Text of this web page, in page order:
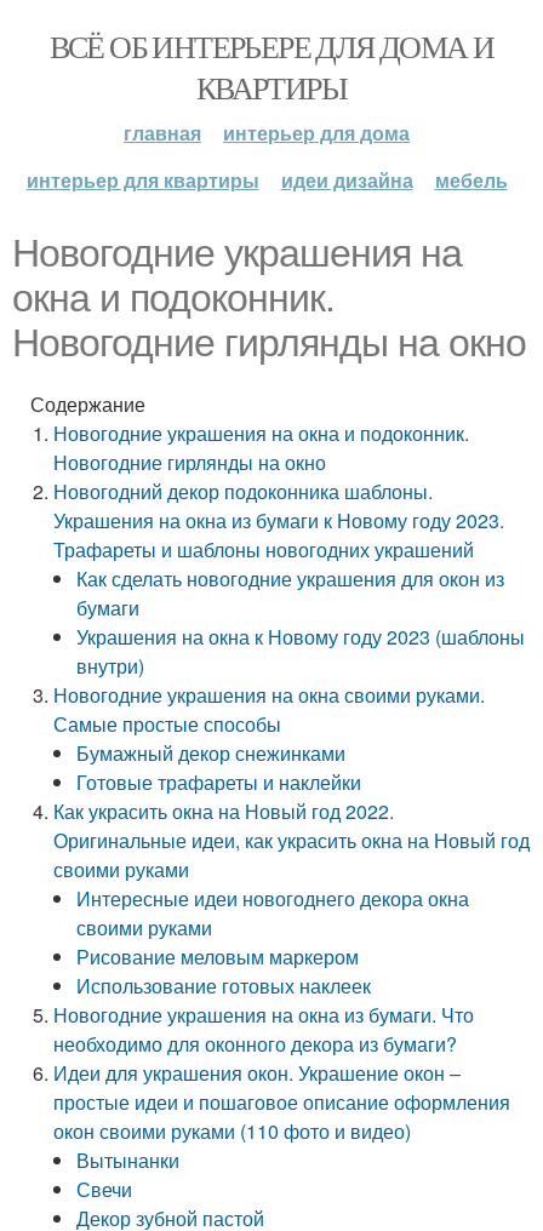
ВСЁ ОБ ИНТЕРЬЕРЕ ДЛЯ ДОМА И
КВАРТИРЫ
главная
интерьер для дома
интерьер для квартиры
идеи дизайна мебель
Новогодние украшения на
окна и подоконник.
Новогодние гирлянды на окно
Содержание
Новогодние украшения на окна и подоконник.
Новогодние гирлянды на окно
Новогодний декор подоконника шаблоны.
Украшения на окна из бумаги к Новому году 2023.
Трафареты и шаблоны новогодних украшений
Как сделать новогодние украшения для окон из
бумаги
Украшения на окна к Новому году 2023 (шаблоны
внутри)
Новогодние украшения на окна своими руками.
Самые простые способы
Бумажный декор снежинками
Готовые трафареты и наклейки
Как украсить окна на Новый год 2022.
Оригинальные идеи, как украсить окна на Новый год
своими руками
Интересные идеи новогоднего декора окна
своими руками
Рисование меловым маркером
Использование готовых наклеек
Новогодние украшения на окна из бумаги. Что
необходимо для оконного декора из бумаги?
Идеи для украшения окон. Украшение окон –
простые идеи и пошаговое описание оформления
окон своими руками (110 фото и видео)
Вытынанки
Свечи
Декор зубной пастой